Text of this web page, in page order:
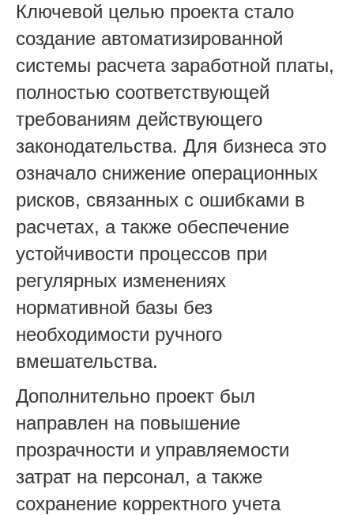
Ключевой целью проекта стало
создание автоматизированной
системы расчета заработной платы,
полностью соответствующей
требованиям действующего
законодательства. Для бизнеса это
означало снижение операционных
рисков, связанных с ошибками в
расчетах, а также обеспечение
устойчивости процессов при
регулярных изменениях
нормативной базы без
необходимости ручного
вмешательства.
Дополнительно проект был
направлен на повышение
прозрачности и управляемости
затрат на персонал, а также
сохранение корректного учета